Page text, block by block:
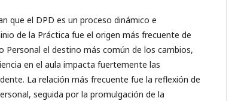
que el DPD es un proceso dinámico e
de la Práctica fue el origen más frecuente de
Personal el destino más común de los cambios,
en el aula impacta fuertemente las
La relación más frecuente fue la reflexión de
seguida por la promulgación de la